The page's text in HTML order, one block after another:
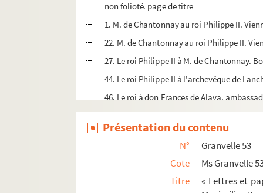
non folioté. page de titre
1. M. de Chantonnay au roi Philippe II.
22. M. de Chantonnay au roi Philippe II.
27. Le roi Philippe II à M. de Chantonnay.
44. Le roi Philippe II à l'archevêque de
46. Le roi à don Frances de Alava,
52. Notes chiffrées
68. Note remise à M. de Chantonnay de la
76. Le duc d'Albe à M. de Chantonnay.
79. Le roi Philippe II à M. de Chantonnay.
81. M. de Chantonnay au roi Philippe II.
Présentation du contenu
N°
Granvelle 53
Cote
Ms Granvelle
Titre
« Lettres et